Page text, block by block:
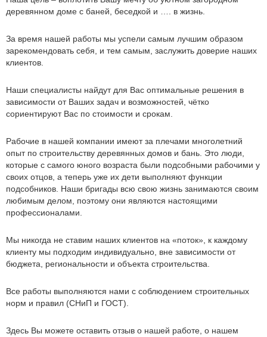
деревянном доме с баней, беседкой и …. в жизнь.
За время нашей работы мы успели самым лучшим образом
зарекомендовать себя, и тем самым, заслужить доверие наших
клиентов.
Наши специалисты найдут для Вас оптимальные решения в
зависимости от Ваших задач и возможностей, чётко
сориентируют Вас по стоимости и срокам.
Рабочие в нашей компании имеют за плечами многолетний
опыт по строительству деревянных домов и бань. Это люди,
которые с самого юного возраста были подсобными рабочими у
своих отцов, а теперь уже их дети выполняют функции
подсобников. Наши бригады всю свою жизнь занимаются своим
любимым делом, поэтому они являются настоящими
профессионалами.
Мы никогда не ставим наших клиентов на «поток», к каждому
клиенту мы подходим индивидуально, вне зависимости от
бюджета, региональности и объекта строительства.
Все работы выполняются нами с соблюдением строительных
норм и правил (СНиП и ГОСТ).
Здесь Вы можете оставить отзыв о нашей работе, о нашем